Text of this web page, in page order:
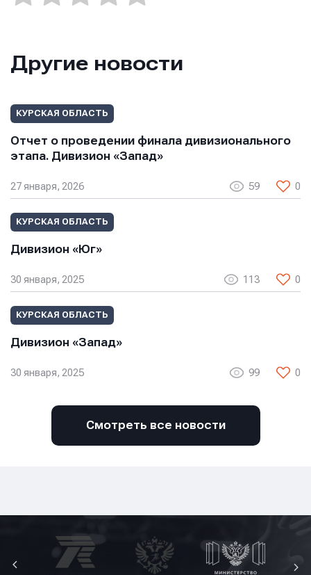
Другие новости
КУРСКАЯ ОБЛАСТЬ
Отчет о проведении финала дивизионального
этапа. Дивизион «Запад»
27 января, 2026 59 0
КУРСКАЯ ОБЛАСТЬ
Дивизион «Юг»
30 января, 2025 113 0
КУРСКАЯ ОБЛАСТЬ
Дивизион «Запад»
30 января, 2025 99 0
Смотреть все новости